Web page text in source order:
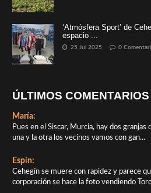
‘Atmósfera Sport’ de
espacio ...
25 Jul 2025 0
ÚLTIMOS COMENTARIOS
María:
Pues en el Siscar, Murcia, hay dos granjas
una y la otra los vecinos vamos con gan...
Espín:
Cehegín se muere con rapidez y parece
corporación se hace la foto vendiendo